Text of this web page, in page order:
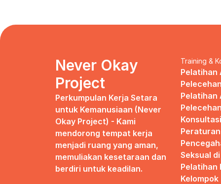
Never Okay
Project
Perkumpulan Kerja Setara
untuk Kemanusiaan (Never
Okay Project) - Kami
mendorong tempat kerja
menjadi ruang yang aman,
memuliakan kesetaraan dan
berdiri untuk keadilan.
Training &
Pelatihan
Pelatihan
Seksual
Pelatihan